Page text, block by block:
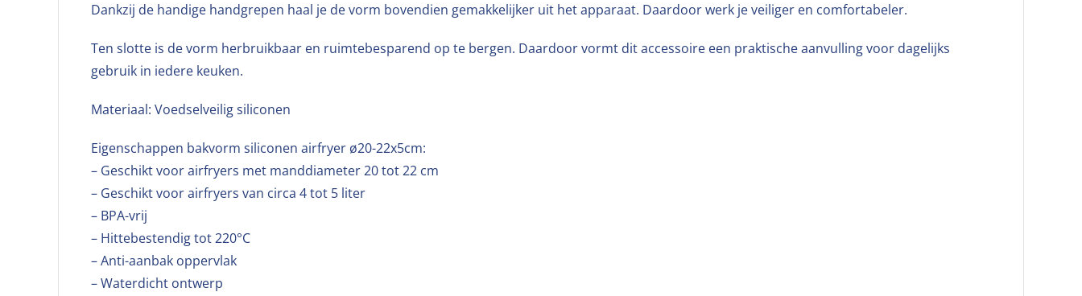
Dankzij de handige handgrepen haal je de vorm bovendien gemakkelijker uit het apparaat. Daardoor werk je veiliger en comfortabeler.
Ten slotte is de vorm herbruikbaar en ruimtebesparend op te bergen. Daardoor vormt dit accessoire een praktische aanvulling voor dagelijks
gebruik in iedere keuken.
Materiaal: Voedselveilig siliconen
Eigenschappen bakvorm siliconen airfryer ø20-22x5cm:
– Geschikt voor airfryers met manddiameter 20 tot 22 cm
– Geschikt voor airfryers van circa 4 tot 5 liter
– BPA-vrij
– Hittebestendig tot 220°C
– Anti-aanbak oppervlak
– Waterdicht ontwerp